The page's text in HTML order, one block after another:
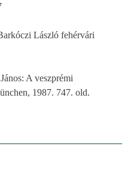
László fehérvári
A veszprémi
1987. 747. old.